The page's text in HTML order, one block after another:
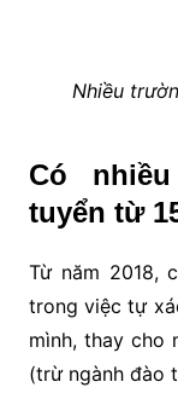
Nhiều
Có
tuyển từ
Từ năm 2018,
trong việc tự
mình, thay cho
(trừ ngành đào